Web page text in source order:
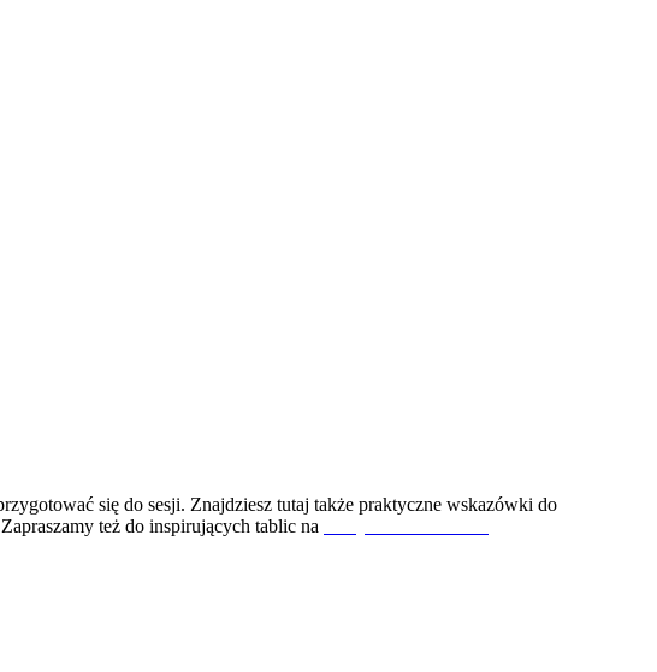
się do sesji. Znajdziesz tutaj także praktyczne wskazówki do
Zapraszamy też do inspirujących tablic na